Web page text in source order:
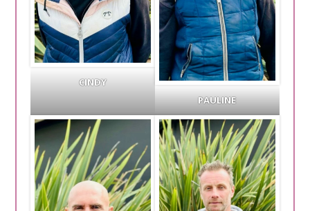
CINDY
PAULINE